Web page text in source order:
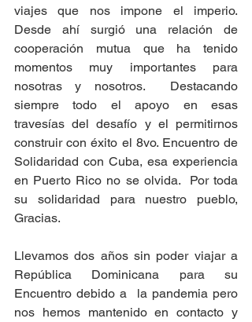
viajes que nos impone el imperio.
Desde ahí surgió una relación de
cooperación mutua que ha tenido
momentos muy importantes para
nosotras y nosotros.  Destacando
siempre todo el apoyo en esas
travesías del desafío y el permitirnos
construir con éxito el 8vo. Encuentro de
Solidaridad con Cuba, esa experiencia
en Puerto Rico no se olvida.  Por toda
su solidaridad para nuestro pueblo,
Gracias.
Llevamos dos años sin poder viajar a
República Dominicana para su
Encuentro debido a  la pandemia pero
nos hemos mantenido en contacto y